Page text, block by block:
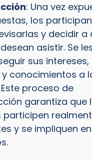
: Una vez
los
y decidir a
asistir. Se
sus intereses,
conocimientos a
proceso de
garantiza que
participen
y se impliquen